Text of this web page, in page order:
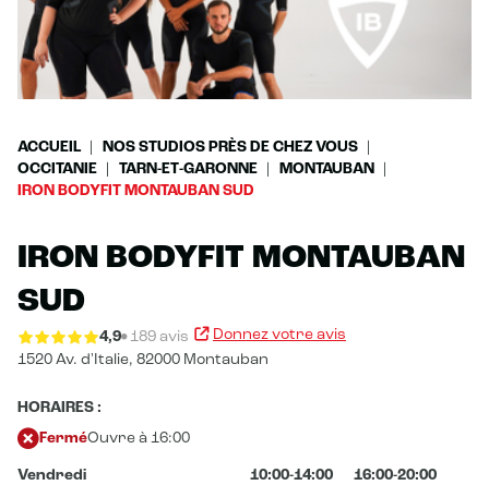
ACCUEIL
NOS STUDIOS PRÈS DE CHEZ VOUS
OCCITANIE
TARN-ET-GARONNE
MONTAUBAN
IRON BODYFIT MONTAUBAN SUD
IRON BODYFIT MONTAUBAN
SUD
4,9 189 avis
Donnez votre avis
1520 Av. d'Italie, 82000 Montauban
HORAIRES :
FerméOuvre à 16:00
Vendredi 10:00-14:00
16:00-20:00